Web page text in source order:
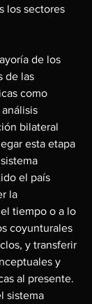
los sectores
de los
de las
como
bilateral
esta etapa
el país
la
tiempo o a lo
coyunturales
y transferir
y
al presente.
sistema